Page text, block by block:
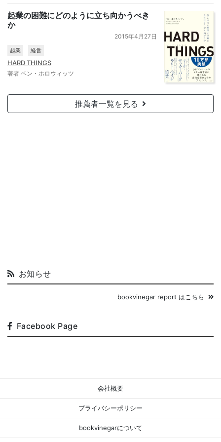
起業の困難にどのように立ち向かうべき
か
2015年4月27日
起業 経営
HARD THINGS
著者 ベン・ホロウィッツ
推薦者一覧を見る
お知らせ
bookvinegar report はこちら
Facebook Page
会社概要
プライバシーポリシー
bookvinegarについて